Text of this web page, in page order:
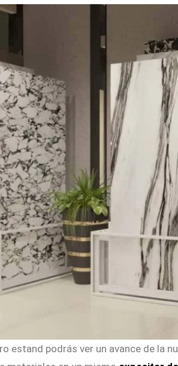
estand podrás ver un avance de la